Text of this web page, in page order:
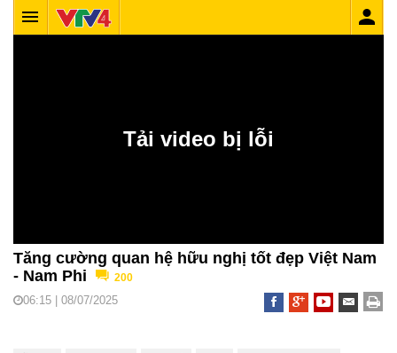
Tăng cường quan hệ hữu nghị tốt đẹp Việt Nam
- Nam Phi
200
06:15 | 08/07/2025